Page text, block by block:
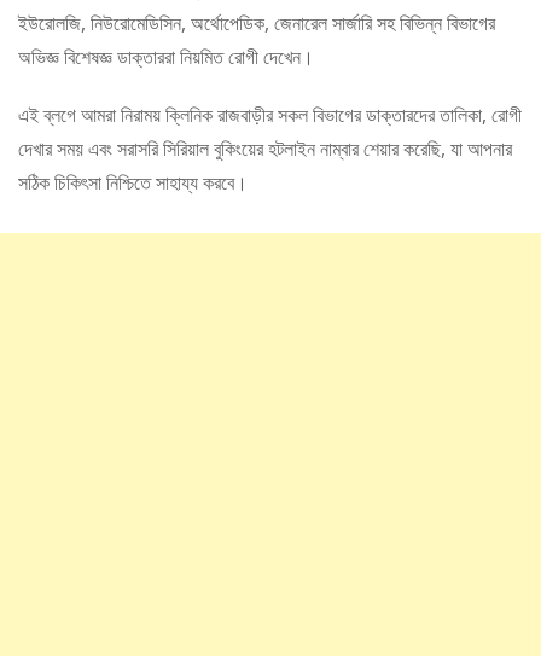
ইউরোলজি, নিউরোমেডিসিন, অর্থোপেডিক, জেনারেল সার্জারি সহ বিভিন্ন বিভাগের
অভিজ্ঞ বিশেষজ্ঞ ডাক্তাররা নিয়মিত রোগী দেখেন।
এই ব্লগে আমরা নিরাময় ক্লিনিক রাজবাড়ীর সকল বিভাগের ডাক্তারদের তালিকা, রোগী
দেখার সময় এবং সরাসরি সিরিয়াল বুকিংয়ের হটলাইন নাম্বার শেয়ার করেছি, যা আপনার
সঠিক চিকিৎসা নিশ্চিতে সাহায্য করবে।